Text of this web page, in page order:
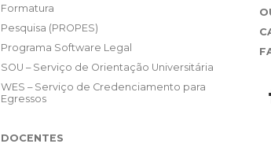
Formatura
Pesquisa (PROPES)
Programa Software Legal
SOU – Serviço de Orientação Universitária
WES – Serviço de Credenciamento para
Egressos
DOCENTES